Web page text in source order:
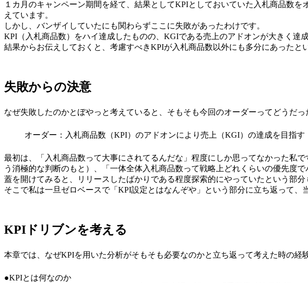
１カ月のキャンペーン期間を経て、結果としてKPIとしておいていた入札商品数
えています。
しかし、バンザイしていたにも関わらずここに失敗があったわけです。
KPI（入札商品数）をハイ達成したものの、KGIである売上のアドオンが大きく達
結果からお伝えしておくと、考慮すべきKPIが入札商品数以外にも多分にあった
失敗からの決意
なぜ失敗したのかとぼやっと考えていると、そもそも今回のオーダーってどうだっ
オーダー：入札商品数（KPI）のアドオンにより売上（KGI）の達成を目指す
最初は、「入札商品数って大事にされてるんだな」程度にしか思ってなかった私
う消極的な判断のもと）、「一体全体入札商品数って戦略上どれくらいの優先度
蓋を開けてみると、リリースしたばかりである程度探索的にやっていたという部
そこで私は一旦ゼロベースで「KPI設定とはなんぞや」という部分に立ち返って、
KPIドリブンを考える
本章では、なぜKPIを用いた分析がそもそも必要なのかと立ち返って考えた時の経
●KPIとは何なのか